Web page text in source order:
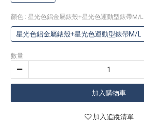
顏色 : 星光色鋁金屬錶殼+星光色運動型錶帶M/L
星光色鋁金屬錶殼+星光色運動型錶帶M/L
數量
加入購物車
加入追蹤清單